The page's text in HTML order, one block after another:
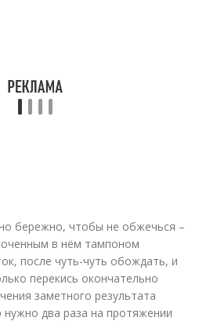
бережно, чтобы не обжечься –
в нём тампоном
после чуть-чуть обождать, и
перекись окончательно
заметного результата
два раза на протяжении